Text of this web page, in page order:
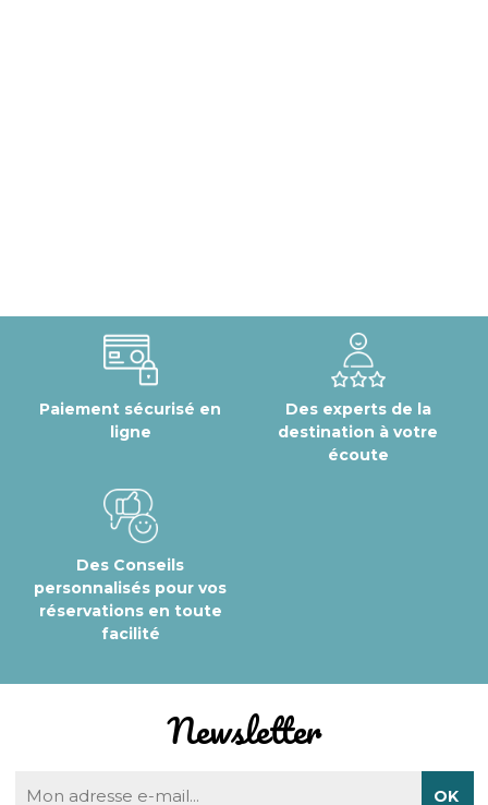
Paiement sécurisé en
ligne
Des experts de la
destination à votre
écoute
Des Conseils
personnalisés pour vos
réservations en toute
facilité
Newsletter